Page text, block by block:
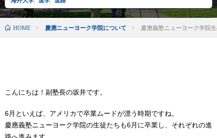
HOME 慶應ニューヨーク学院について 慶應義塾ニューヨーク学院
こんにちは！副塾長の坂井です。
6月といえば、アメリカで卒業ムードが漂う時期ですね。
慶應義塾ニューヨーク学院の生徒たちも6月に卒業し、それぞれの進